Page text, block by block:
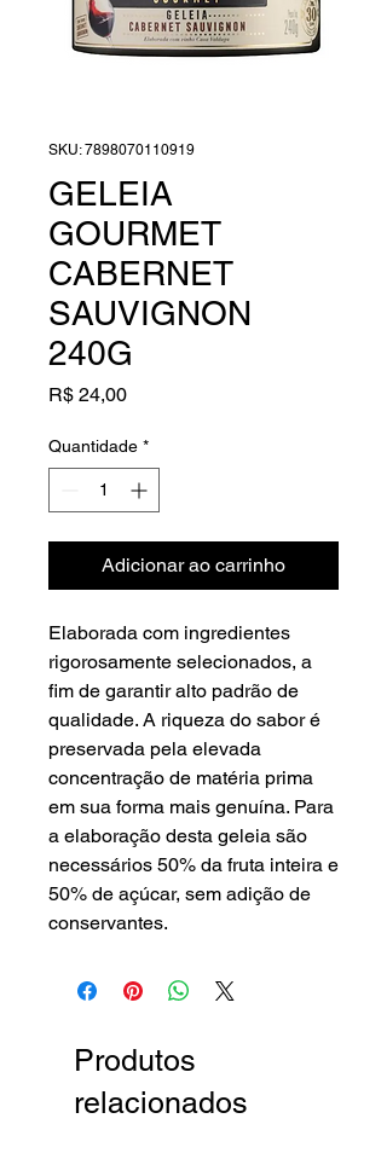
SKU: 7898070110919
GELEIA
GOURMET
CABERNET
SAUVIGNON
240G
R$ 24,00Preço
Quantidade *
Adicionar ao carrinho
Elaborada com ingredientes
rigorosamente selecionados, a
fim de garantir alto padrão de
qualidade. A riqueza do sabor é
preservada pela elevada
concentração de matéria prima
em sua forma mais genuína. Para
a elaboração desta geleia são
necessários 50% da fruta inteira e
50% de açúcar, sem adição de
conservantes.
Produtos
relacionados